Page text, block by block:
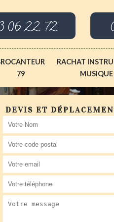
06 22 72
79
RACHAT
MUSIQUE
DEVIS ET